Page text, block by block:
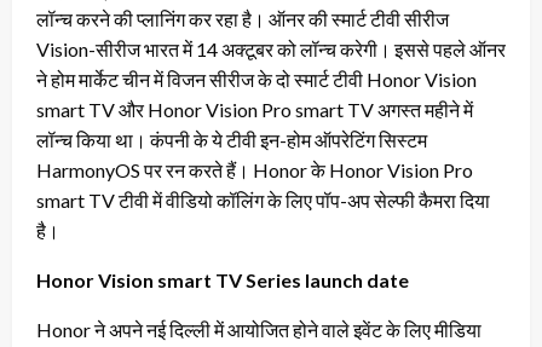
लॉन्च करने की प्लानिंग कर रहा है। ऑनर की स्मार्ट टीवी सीरीज
Vision-सीरीज भारत में 14 अक्टूबर को लॉन्च करेगी। इससे पहले ऑनर
ने होम मार्केट चीन में विजन सीरीज के दो स्मार्ट टीवी Honor Vision
smart TV और Honor Vision Pro smart TV अगस्त महीने में
लॉन्च किया था। कंपनी के ये टीवी इन-होम ऑपरेटिंग सिस्टम
HarmonyOS पर रन करते हैं। Honor के Honor Vision Pro
smart TV टीवी में वीडियो कॉलिंग के लिए पॉप-अप सेल्फी कैमरा दिया
है।
Honor Vision smart TV Series launch date
Honor ने अपने नई दिल्ली में आयोजित होने वाले इवेंट के लिए मीडिया